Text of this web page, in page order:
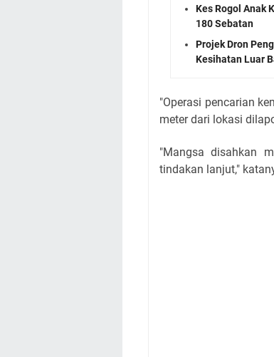
Kes Rogol Anak
180 Sebatan
Projek Dron
Kesihatan Luar
"Operasi pencarian
meter dari lokasi
"Mangsa disahkan
tindakan lanjut,"